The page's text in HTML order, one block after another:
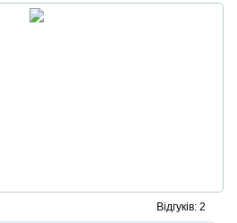
Відгуків: 2